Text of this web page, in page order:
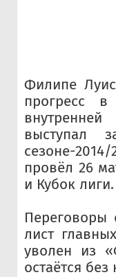
Филипе
прогресс
выступал
сезоне-
провёл 26
и Кубок лиги.
лист
уволен из
остаётся без